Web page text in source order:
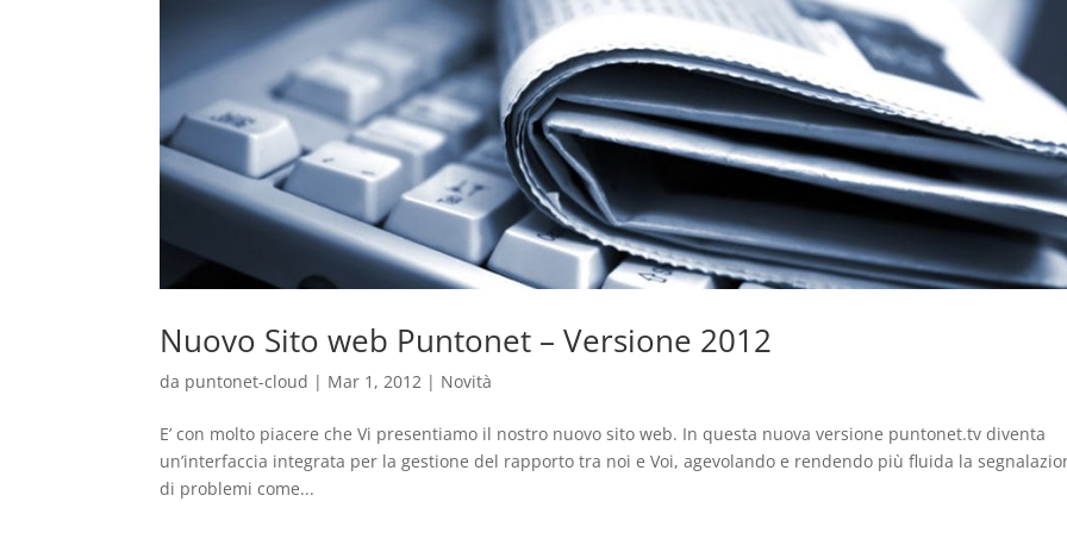
Nuovo Sito web Puntonet – Versione 2012
da puntonet-cloud | Mar 1, 2012 | Novità
E’ con molto piacere che Vi presentiamo il nostro nuovo sito web. In questa nuova versione puntonet.tv diventa
un’interfaccia integrata per la gestione del rapporto tra noi e Voi, agevolando e rendendo più fluida la
di problemi come...